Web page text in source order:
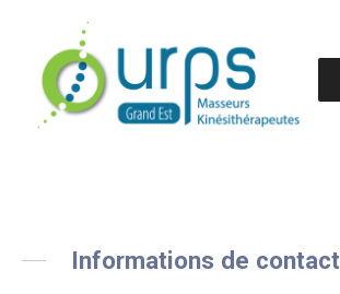
Informations de contact